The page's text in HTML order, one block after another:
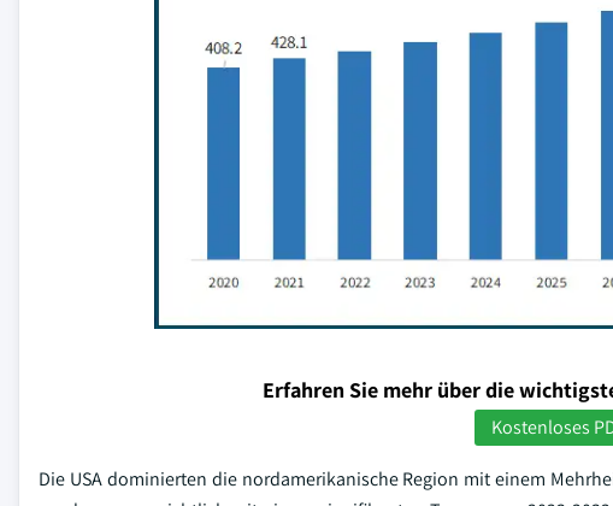
Erfahren Sie mehr über die
Kostenloses
Die USA dominierten die nordamerikanische Region mit einem